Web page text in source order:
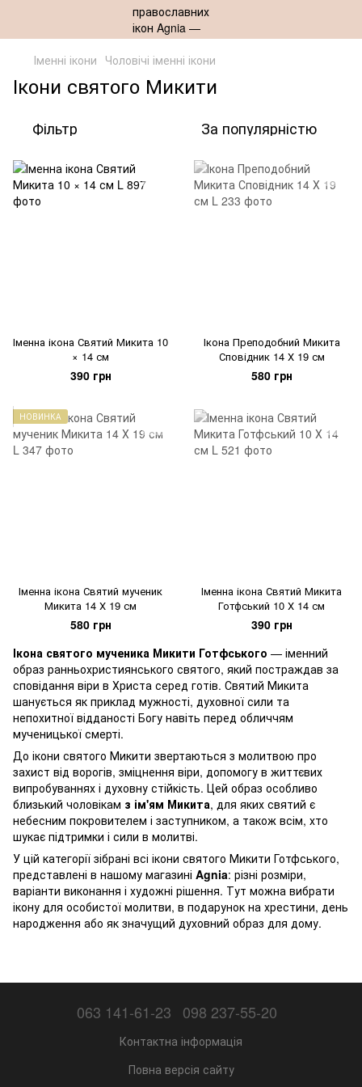
Іменні ікони Чоловічі іменні ікони
Ікони святого Микити
Фільтр За популярністю
Іменна ікона Святий Микита 10
× 14 см
390 грн
Ікона Преподобний Микита
Сповідник 14 Х 19 см
580 грн
НОВИНКА
Іменна ікона Святий мученик
Микита 14 Х 19 см
580 грн
Іменна ікона Святий Микита
Готфський 10 Х 14 см
390 грн
Ікона святого мученика Микити Готфського — іменний
образ ранньохристиянського святого, який постраждав за
сповідання віри в Христа серед готів. Святий Микита
шанується як приклад мужності, духовної сили та
непохитної відданості Богу навіть перед обличчям
мученицької смерті.
До ікони святого Микити звертаються з молитвою про
захист від ворогів, зміцнення віри, допомогу в життєвих
випробуваннях і духовну стійкість. Цей образ особливо
близький чоловікам з ім'ям Микита, для яких святий є
небесним покровителем і заступником, а також всім, хто
шукає підтримки і сили в молитві.
У цій категорії зібрані всі ікони святого Микити Готфського,
представлені в нашому магазині Agnia: різні розміри,
варіанти виконання і художні рішення. Тут можна вибрати
ікону для особистої молитви, в подарунок на хрестини, день
народження або як значущий духовний образ для дому.
063 141-61-23 098 237-55-20
Контактна інформація
Повна версія сайту